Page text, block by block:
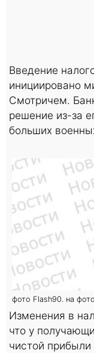
Введение
инициировано
Смотричем.
решение из-за
больших
фото Flash90. на
Изменения в
что у
чистой прибыли